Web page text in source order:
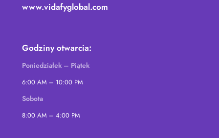
www.vidafyglobal.com
Godziny otwarcia:
Poniedziałek – Piątek
6:00 AM – 10:00 PM
Sobota
8:00 AM – 4:00 PM